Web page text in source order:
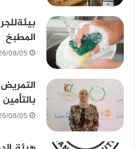
المطبخ
2026/08/05
2026/08/05